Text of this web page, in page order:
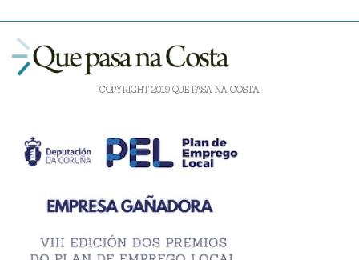
COPYRIGHT 2019 QUE PASA NA COSTA